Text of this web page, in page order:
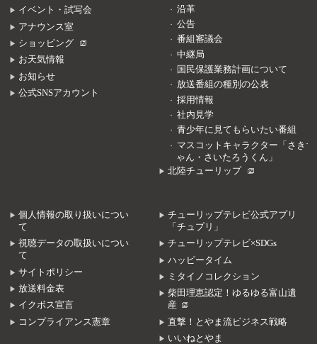
イベント・試写会
アナウンス室
ショッピング
お天気情報
お知らせ
公式SNSアカウント
沿革
公告
番組審議会
中継局
国民保護業務計画について
放送番組の種別の公表
採用情報
社内見学
青少年に見てもらいたい番組
マスコットキャラクター「さきち
ゃん・さいたろうくん」
北陸チューリップ
個人情報の取り扱いについ
て
視聴データの取扱いについ
て
サイトポリシー
放送料金表
イクボス宣言
コンプライアンス憲章
チューリップテレビ公式アプリ
「チュプリ」
チューリップテレビ×SDGs
ハッピータイム
ミタイノコレクション
柴田理恵認定！ゆるゆる富山遺
産
直撃！とやま流ビジネス戦略
いいねとやま